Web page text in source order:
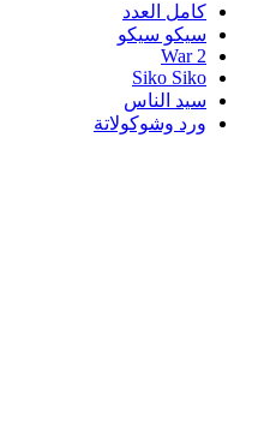
كامل العدد
سيكو سيكو
War 2
Siko Siko
سيد الناس
ورد وشوكولاتة